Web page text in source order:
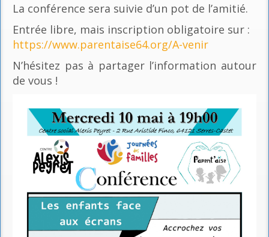
La conférence sera suivie d’un pot de l’amitié.
Entrée libre, mais inscription obligatoire sur :
https://www.parentaise64.org/A-venir
N’hésitez pas à partager l’information autour
de vous !